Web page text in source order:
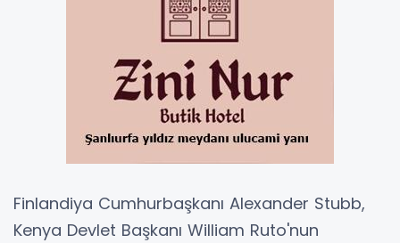
Finlandiya Cumhurbaşkanı Alexander Stubb,
Kenya Devlet Başkanı William Ruto'nun